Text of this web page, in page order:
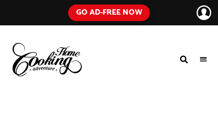
GO AD-FREE NOW